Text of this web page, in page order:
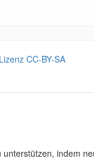
CC-BY-SA
indem